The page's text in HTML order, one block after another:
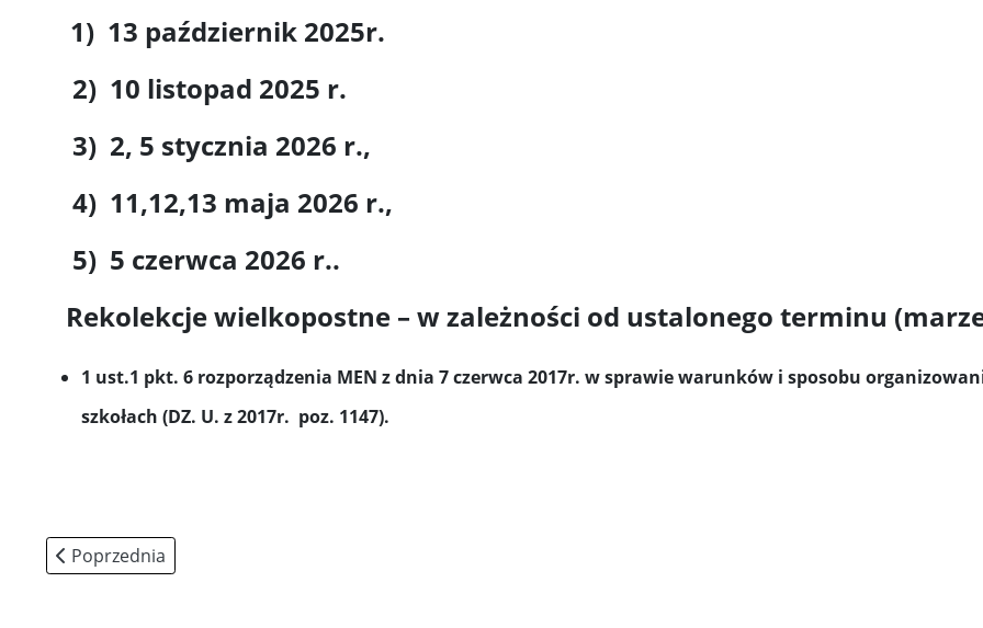
1) 13 październik 2025r.
2) 10 listopad 2025 r.
3) 2, 5 stycznia 2026 r.,
4) 11,12,13 maja 2026 r.,
5) 5 czerwca 2026 r..
Rekolekcje wielkopostne – w zależności od ustalonego terminu
1 ust.1 pkt. 6 rozporządzenia MEN z dnia 7 czerwca 2017r. w sprawie warunków i sposobu
szkołach (DZ. U. z 2017r. poz. 1147).
Poprzednia strona: Biblioteka
Poprzednia